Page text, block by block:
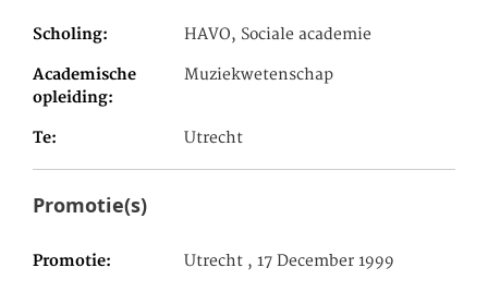
Scholing HAVO, Sociale academie
Academische
opleiding
Muziekwetenschap
Te Utrecht
Promotie(s)
Promotie Utrecht , 17 December 1999